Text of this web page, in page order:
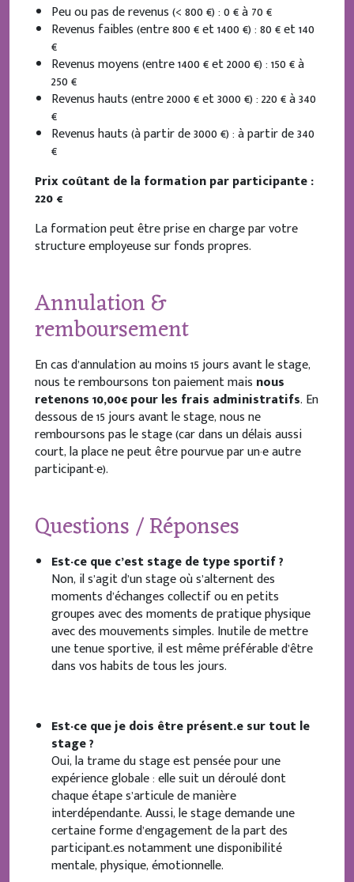
Peu ou pas de revenus (< 800 €) : 0 € à 70 €
Revenus faibles (entre 800 € et 1400 €) : 80 € et 140
€
Revenus moyens (entre 1400 € et 2000 €) : 150 € à
250 €
Revenus hauts (entre 2000 € et 3000 €) : 220 € à 340
€
Revenus hauts (à partir de 3000 €) : à partir de 340
€
Prix coûtant de la formation par participante :
220 €
La formation peut être prise en charge par votre
structure employeuse sur fonds propres.
Annulation &
remboursement
En cas d’annulation au moins 15 jours avant le stage,
nous te remboursons ton paiement mais nous
retenons 10,00€ pour les frais administratifs. En
dessous de 15 jours avant le stage, nous ne
remboursons pas le stage (car dans un délais aussi
court, la place ne peut être pourvue par un·e autre
participant·e).
Questions / Réponses
Est-ce que c’est stage de type sportif ?
Non, il s’agit d’un stage où s’alternent des
moments d’échanges collectif ou en petits
groupes avec des moments de pratique physique
avec des mouvements simples. Inutile de mettre
une tenue sportive, il est même préférable d’être
dans vos habits de tous les jours.
Est-ce que je dois être présent.e sur tout le
stage ?
Oui, la trame du stage est pensée pour une
expérience globale : elle suit un déroulé dont
chaque étape s’articule de manière
interdépendante. Aussi, le stage demande une
certaine forme d’engagement de la part des
participant.es notamment une disponibilité
mentale, physique, émotionnelle.